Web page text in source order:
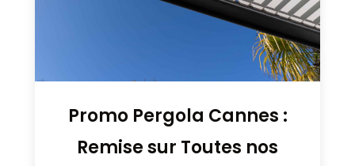
Promo Pergola Cannes :
Remise sur Toutes nos